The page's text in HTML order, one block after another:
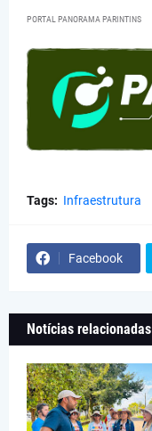
PORTAL PANORAMA PARINTINS
Tags: Infraestrutura
Facebook
Notícias relacionadas